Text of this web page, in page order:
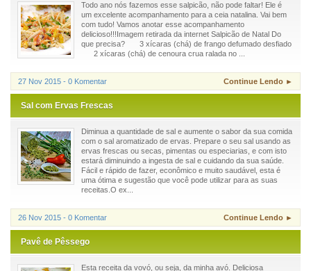
Todo ano nós fazemos esse salpicão, não pode faltar! Ele é
um excelente acompanhamento para a ceia natalina. Vai bem
com tudo! Vamos anotar esse acompanhamento
delicioso!!!Imagem retirada da internet Salpicão de Natal Do
que precisa? 3 xícaras (chá) de frango defumado desfiado
2 xícaras (chá) de cenoura crua ralada no ...
27 Nov 2015 - 0 Komentar Continue Lendo ►
Sal com Ervas Frescas
Diminua a quantidade de sal e aumente o sabor da sua comida
com o sal aromatizado de ervas. Prepare o seu sal usando as
ervas frescas ou secas, pimentas ou especiarias, e com isto
estará diminuindo a ingesta de sal e cuidando da sua saúde.
Fácil e rápido de fazer, econômico e muito saudável, esta é
uma ótima e sugestão que você pode utilizar para as suas
receitas.O ex...
26 Nov 2015 - 0 Komentar Continue Lendo ►
Pavê de Pêssego
Esta receita da vovó, ou seja, da minha avó. Deliciosa